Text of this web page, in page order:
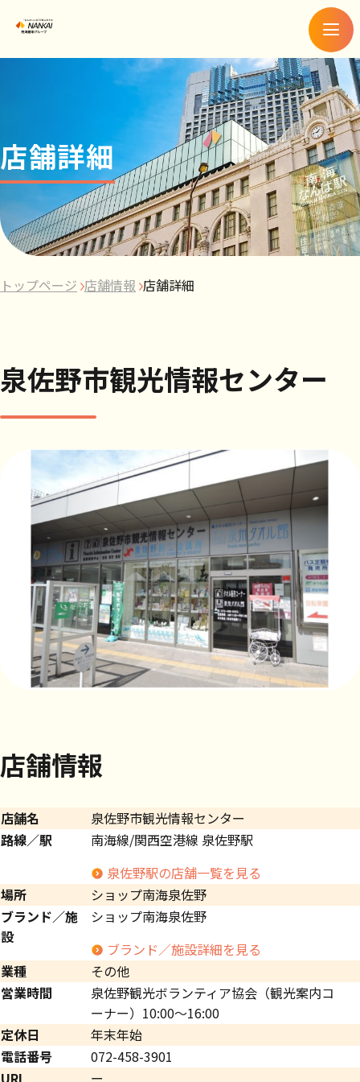
メ
ニ
ュ
ー
店舗詳細
トップページ 店舗情報 店舗詳細
泉佐野市観光情報センター
店舗情報
店舗名
泉佐野市観光情報センター
路線／駅
南海線/関西空港線 泉佐野駅
泉佐野駅の店舗一覧を見る
場所
ショップ南海泉佐野
ブランド／施
設
ショップ南海泉佐野
ブランド／施設詳細を見る
業種
その他
営業時間
泉佐野観光ボランティア協会（観光案内コ
ーナー）10:00～16:00
定休日
年末年始
電話番号
072-458-3901
URL
ー